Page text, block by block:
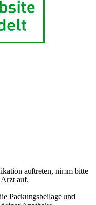
auftreten, nimm bitte
auf.
Packungsbeilage und